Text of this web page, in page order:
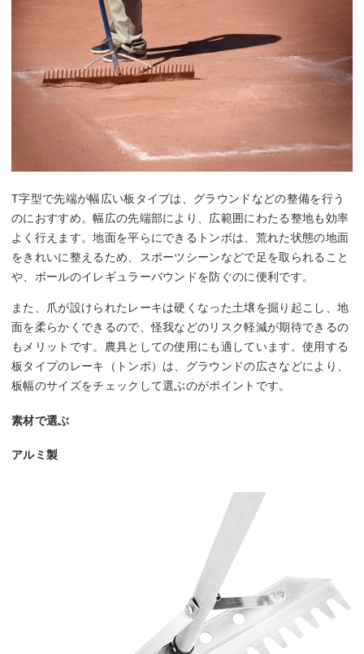
T字型で先端が幅広い板タイプは、グラウンドなどの整備を行う
のにおすすめ。幅広の先端部により、広範囲にわたる整地も効率
よく行えます。地面を平らにできるトンボは、荒れた状態の地面
をきれいに整えるため、スポーツシーンなどで足を取られること
や、ボールのイレギュラーバウンドを防ぐのに便利です。
また、爪が設けられたレーキは硬くなった土壌を掘り起こし、地
面を柔らかくできるので、怪我などのリスク軽減が期待できるの
もメリットです。農具としての使用にも適しています。使用する
板タイプのレーキ（トンボ）は、グラウンドの広さなどにより、
板幅のサイズをチェックして選ぶのがポイントです。
素材で選ぶ
アルミ製